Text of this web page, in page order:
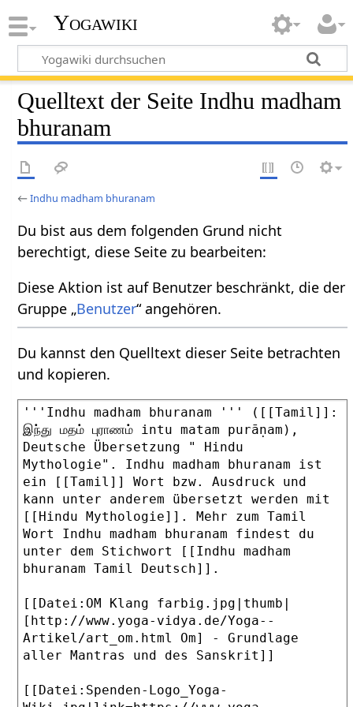
Yogawiki
Quelltext der Seite Indhu madham
bhuranam
←Indhu madham bhuranam
Du bist aus dem folgenden Grund nicht
berechtigt, diese Seite zu bearbeiten:
Diese Aktion ist auf Benutzer beschränkt, die der
Gruppe „Benutzer“ angehören.
Du kannst den Quelltext dieser Seite betrachten
und kopieren.